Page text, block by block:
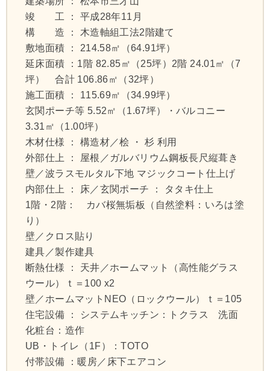
竣 工 ： 平成28年11月
構 造 ： 木造軸組工法2階建て
敷地面積 ： 214.58㎡（64.91坪）
延床面積 ：1階 82.85㎡（25坪）2階 24.01㎡（7
坪） 合計 106.86㎡（32坪）
施工面積 ： 115.69㎡（34.99坪）
玄関ポーチ等 5.52㎡（1.67坪）・バルコニー
3.31㎡（1.00坪）
木材仕様 ： 構造材／桧 ・ 杉 利用
外部仕上 ： 屋根／ガルバリウム鋼板長尺縦葺き
壁／波ラスモルタル下地 マジックコート仕上げ
内部仕上 ： 床／玄関ポーチ ： タタキ仕上
1階・2階： カバ桜無垢板（自然塗料：いろは塗
り）
壁／クロス貼り
建具／製作建具
断熱仕様 ： 天井／ホームマット（高性能グラス
ウール）ｔ＝100 x2
壁／ホームマットNEO（ロックウール）ｔ＝105
住宅設備 ： システムキッチン：トクラス 洗面
化粧台：造作
UB・トイレ（1F）：TOTO
付帯設備 ：暖房／床下エアコン